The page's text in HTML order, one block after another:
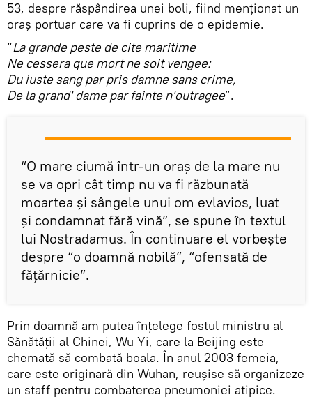
53, despre răspândirea unei boli, fiind menționat un
oraș portuar care va fi cuprins de o epidemie.
“La grande peste de cite maritime
Ne cessera que mort ne soit vengee:
Du iuste sang par pris damne sans crime,
De la grand' dame par fainte n'outragee”.
“O mare ciumă într-un oraș de la mare nu
se va opri cât timp nu va fi răzbunată
moartea și sângele unui om evlavios, luat
și condamnat fără vină”, se spune în textul
lui Nostradamus. În continuare el vorbește
despre “o doamnă nobilă”, “ofensată de
fățărnicie”.
Prin doamnă am putea înțelege fostul ministru al
Sănătății al Chinei, Wu Yi, care la Beijing este
chemată să combată boala. În anul 2003 femeia,
care este originară din Wuhan, reușise să organizeze
un staff pentru combaterea pneumoniei atipice.